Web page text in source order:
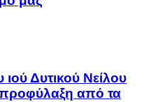
Δυτικού Νείλου
προφύλαξη από τα